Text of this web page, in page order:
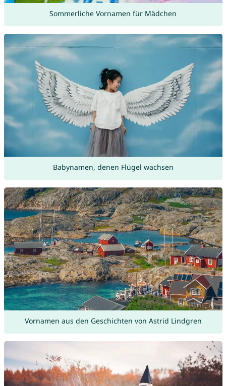
Sommerliche Vornamen für Mädchen
Babynamen, denen Flügel wachsen
Vornamen aus den Geschichten von Astrid Lindgren